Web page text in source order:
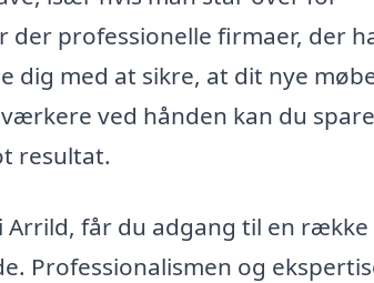
der professionelle firmaer, der
dig med at sikre, at dit nye
ved hånden kan du
resultat.
får du adgang til en række
Professionalismen og